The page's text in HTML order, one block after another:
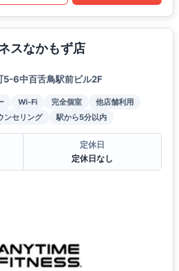
スなかもず店
5-6中百舌鳥駅前ビル2F
Wi-Fi 完全個室
他店舗利用
ンセリング 駅から5分以内
定休日
定休日なし